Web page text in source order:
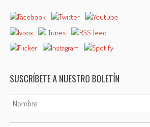
SUSCRÍBETE A NUESTRO BOLETÍN